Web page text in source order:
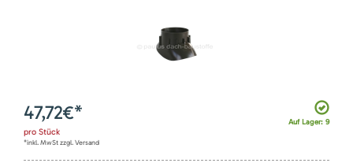
Auf Lager: 9
47,72€*
pro Stück
*inkl. MwSt zzgl. Versand